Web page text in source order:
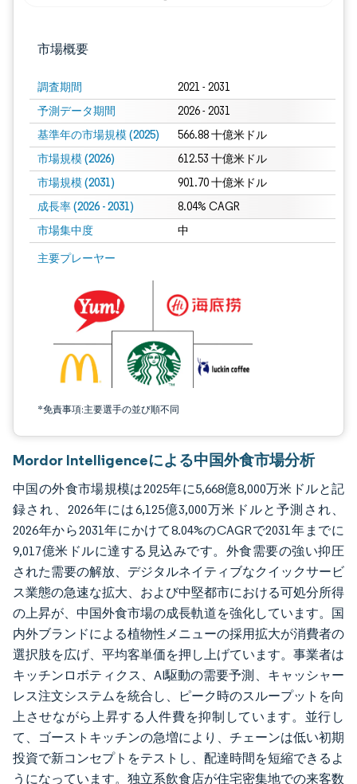
市場概要
調査期間 2021 - 2031
予測データ期間 2026 - 2031
基準年の市場規模 (2025) 566.88 十億米ドル
市場規模 (2026) 612.53 十億米ドル
市場規模 (2031) 901.70 十億米ドル
成長率 (2026 - 2031) 8.04% CAGR
市場集中度 中
主要プレーヤー
*免責事項:主要選手の並び順不同
画像 © Mordor Intelligence。再利用にはCC BY 4.0の表示が必要です。
Mordor Intelligenceによる中国外食市場分析
中国の外食市場規模は2025年に5,668億8,000万米ドルと記
録され、2026年には6,125億3,000万米ドルと予測され、
2026年から2031年にかけて8.04%のCAGRで2031年までに
9,017億米ドルに達する見込みです。外食需要の強い抑圧
された需要の解放、デジタルネイティブなクイックサービ
ス業態の急速な拡大、および中堅都市における可処分所得
の上昇が、中国外食市場の成長軌道を強化しています。国
内外ブランドによる植物性メニューの採用拡大が消費者の
選択肢を広げ、平均客単価を押し上げています。事業者は
キッチンロボティクス、AI駆動の需要予測、キャッシャー
レス注文システムを統合し、ピーク時のスループットを向
上させながら上昇する人件費を抑制しています。並行し
て、ゴーストキッチンの急増により、チェーンは低い初期
投資で新コンセプトをテストし、配達時間を短縮できるよ
うになっています。独立系飲食店が住宅密集地での来客数